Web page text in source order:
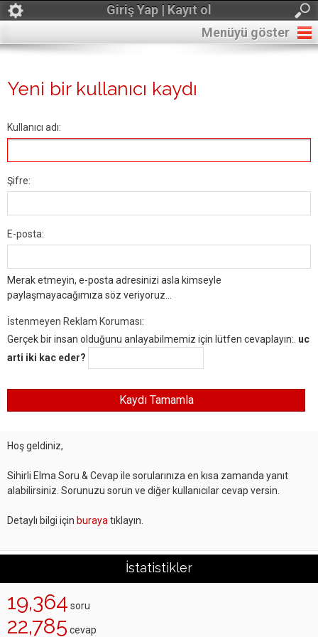
Giriş Yap | Kayıt ol
Menüyü göster
Yeni bir kullanıcı kaydı
Kullanıcı adı:
Şifre:
E-posta:
Merak etmeyin, e-posta adresinizi asla kimseyle
paylaşmayacağımıza söz veriyoruz...
İstenmeyen Reklam Koruması:
Gerçek bir insan olduğunu anlayabilmemiz için lütfen cevaplayın:. uc
arti iki kac eder?
Hoş geldiniz,
Sihirli Elma Soru & Cevap ile sorularınıza en kısa zamanda yanıt
alabilirsiniz. Sorunuzu sorun ve diğer kullanıcılar cevap versin.
Detaylı bilgi için buraya tıklayın.
İstatistikler
19,364 soru
22,785 cevap